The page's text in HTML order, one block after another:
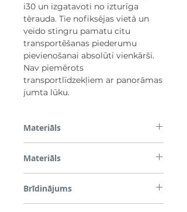
i30 un izgatavoti no izturīga
tērauda. Tie nofiksējas vietā un
veido stingru pamatu citu
transportēšanas piederumu
pievienošanai absolūti vienkārši.
Nav piemērots
transportlīdzekļiem ar panorāmas
jumta lūku.
Materiāls
Materiāls
Brīdinājums